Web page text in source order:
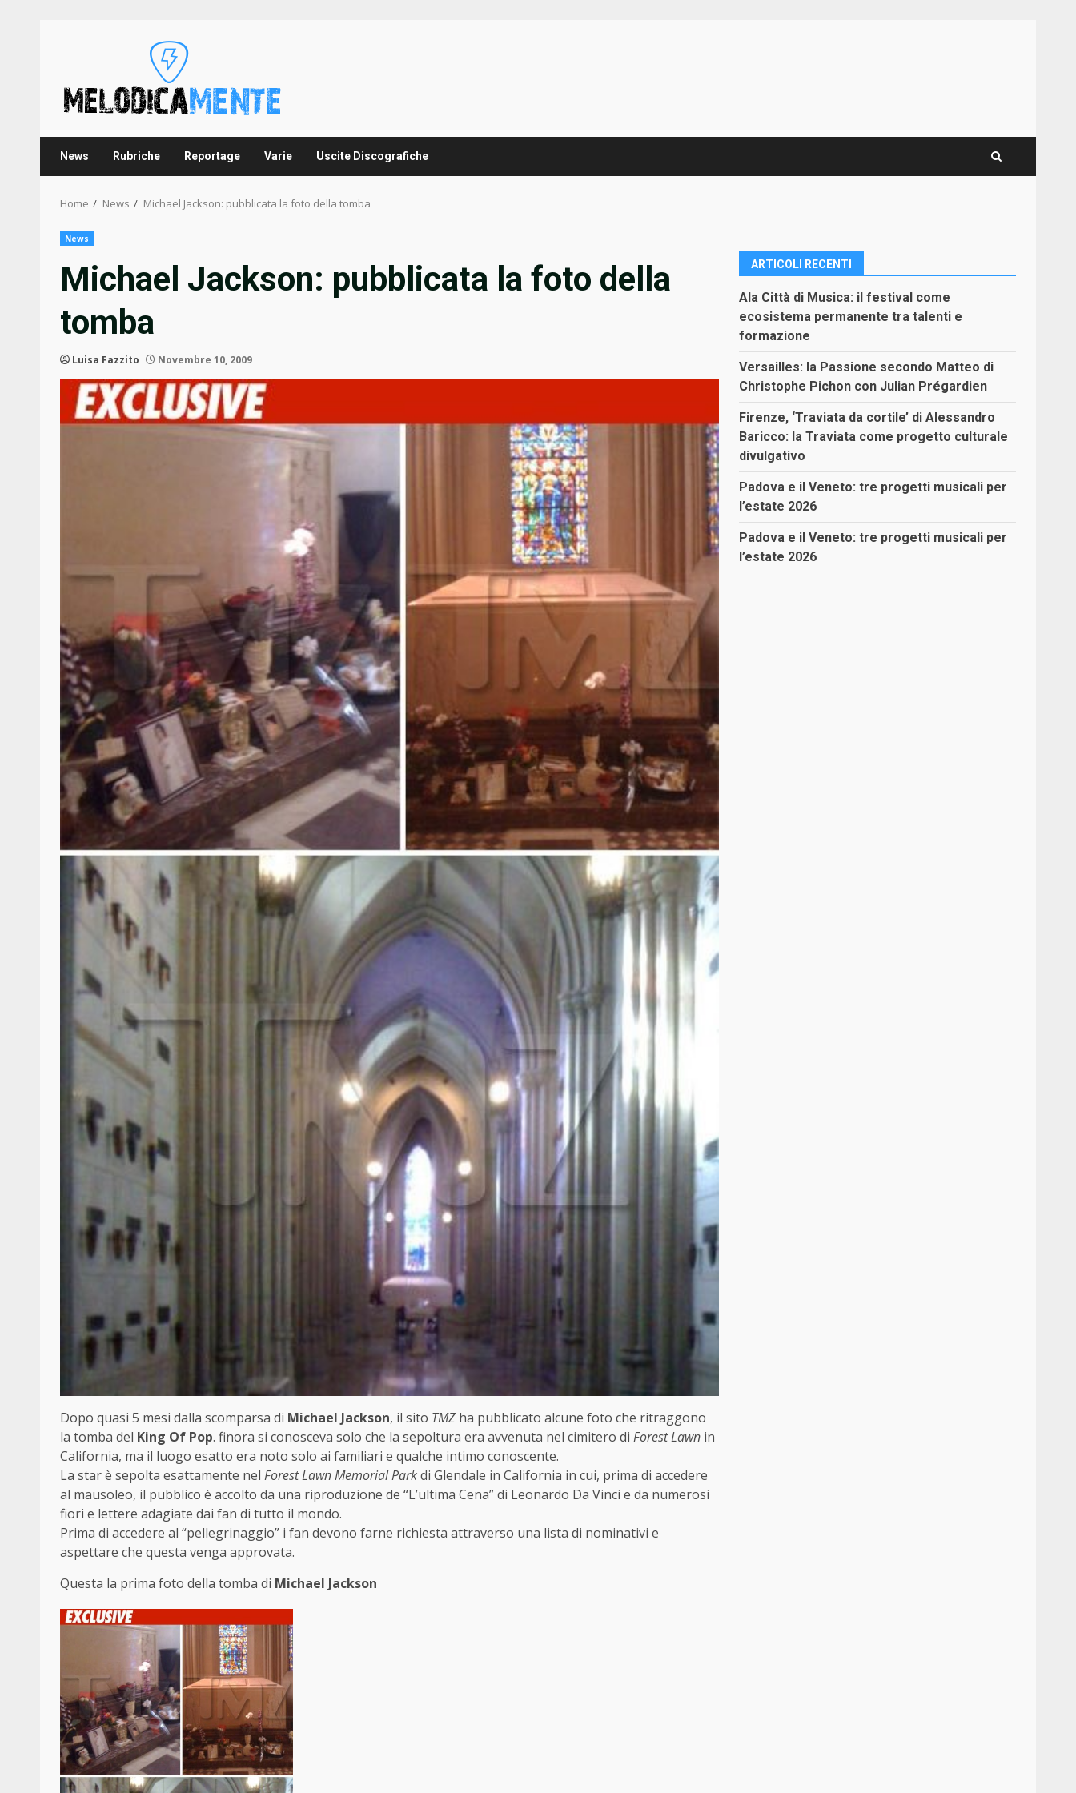
News Rubriche Reportage Varie Uscite Discografiche
Home News Michael Jackson: pubblicata la foto della tomba
News
Michael Jackson: pubblicata la foto della
tomba
Luisa Fazzito Novembre 10, 2009
Dopo quasi 5 mesi dalla scomparsa di Michael Jackson, il sito TMZ ha pubblicato alcune foto che ritraggono
la tomba del King Of Pop. finora si conosceva solo che la sepoltura era avvenuta nel cimitero di Forest Lawn in
California, ma il luogo esatto era noto solo ai familiari e qualche intimo conoscente.
La star è sepolta esattamente nel Forest Lawn Memorial Parkdi Glendale in California in cui, prima di accedere
al mausoleo, il pubblico è accolto da una riproduzione de “L’ultima Cena” di Leonardo Da Vinci e da numerosi
fiori e lettere adagiate dai fan di tutto il mondo.
Prima di accedere al “pellegrinaggio” i fan devono farne richiesta attraverso una lista di nominativi e
aspettare che questa venga approvata.
Questa la prima foto della tomba di Michael Jackson
ARTICOLI RECENTI
Ala Città di Musica: il festival come
ecosistema permanente tra talenti e
formazione
Versailles: la Passione secondo Matteo di
Christophe Pichon con Julian Prégardien
Firenze, ‘Traviata da cortile’ di Alessandro
Baricco: la Traviata come progetto culturale
divulgativo
Padova e il Veneto: tre progetti musicali per
l’estate 2026
Padova e il Veneto: tre progetti musicali per
l’estate 2026